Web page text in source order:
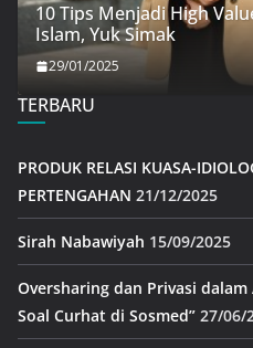
10 Tips Menjadi High
Islam, Yuk Simak
29/01/2025
TERBARU
PRODUK RELASI KUASA-
PERTENGAHAN 21/12/2025
Sirah Nabawiyah 15/09/2025
Oversharing dan Privasi dalam
Soal Curhat di Sosmed” 27/06/